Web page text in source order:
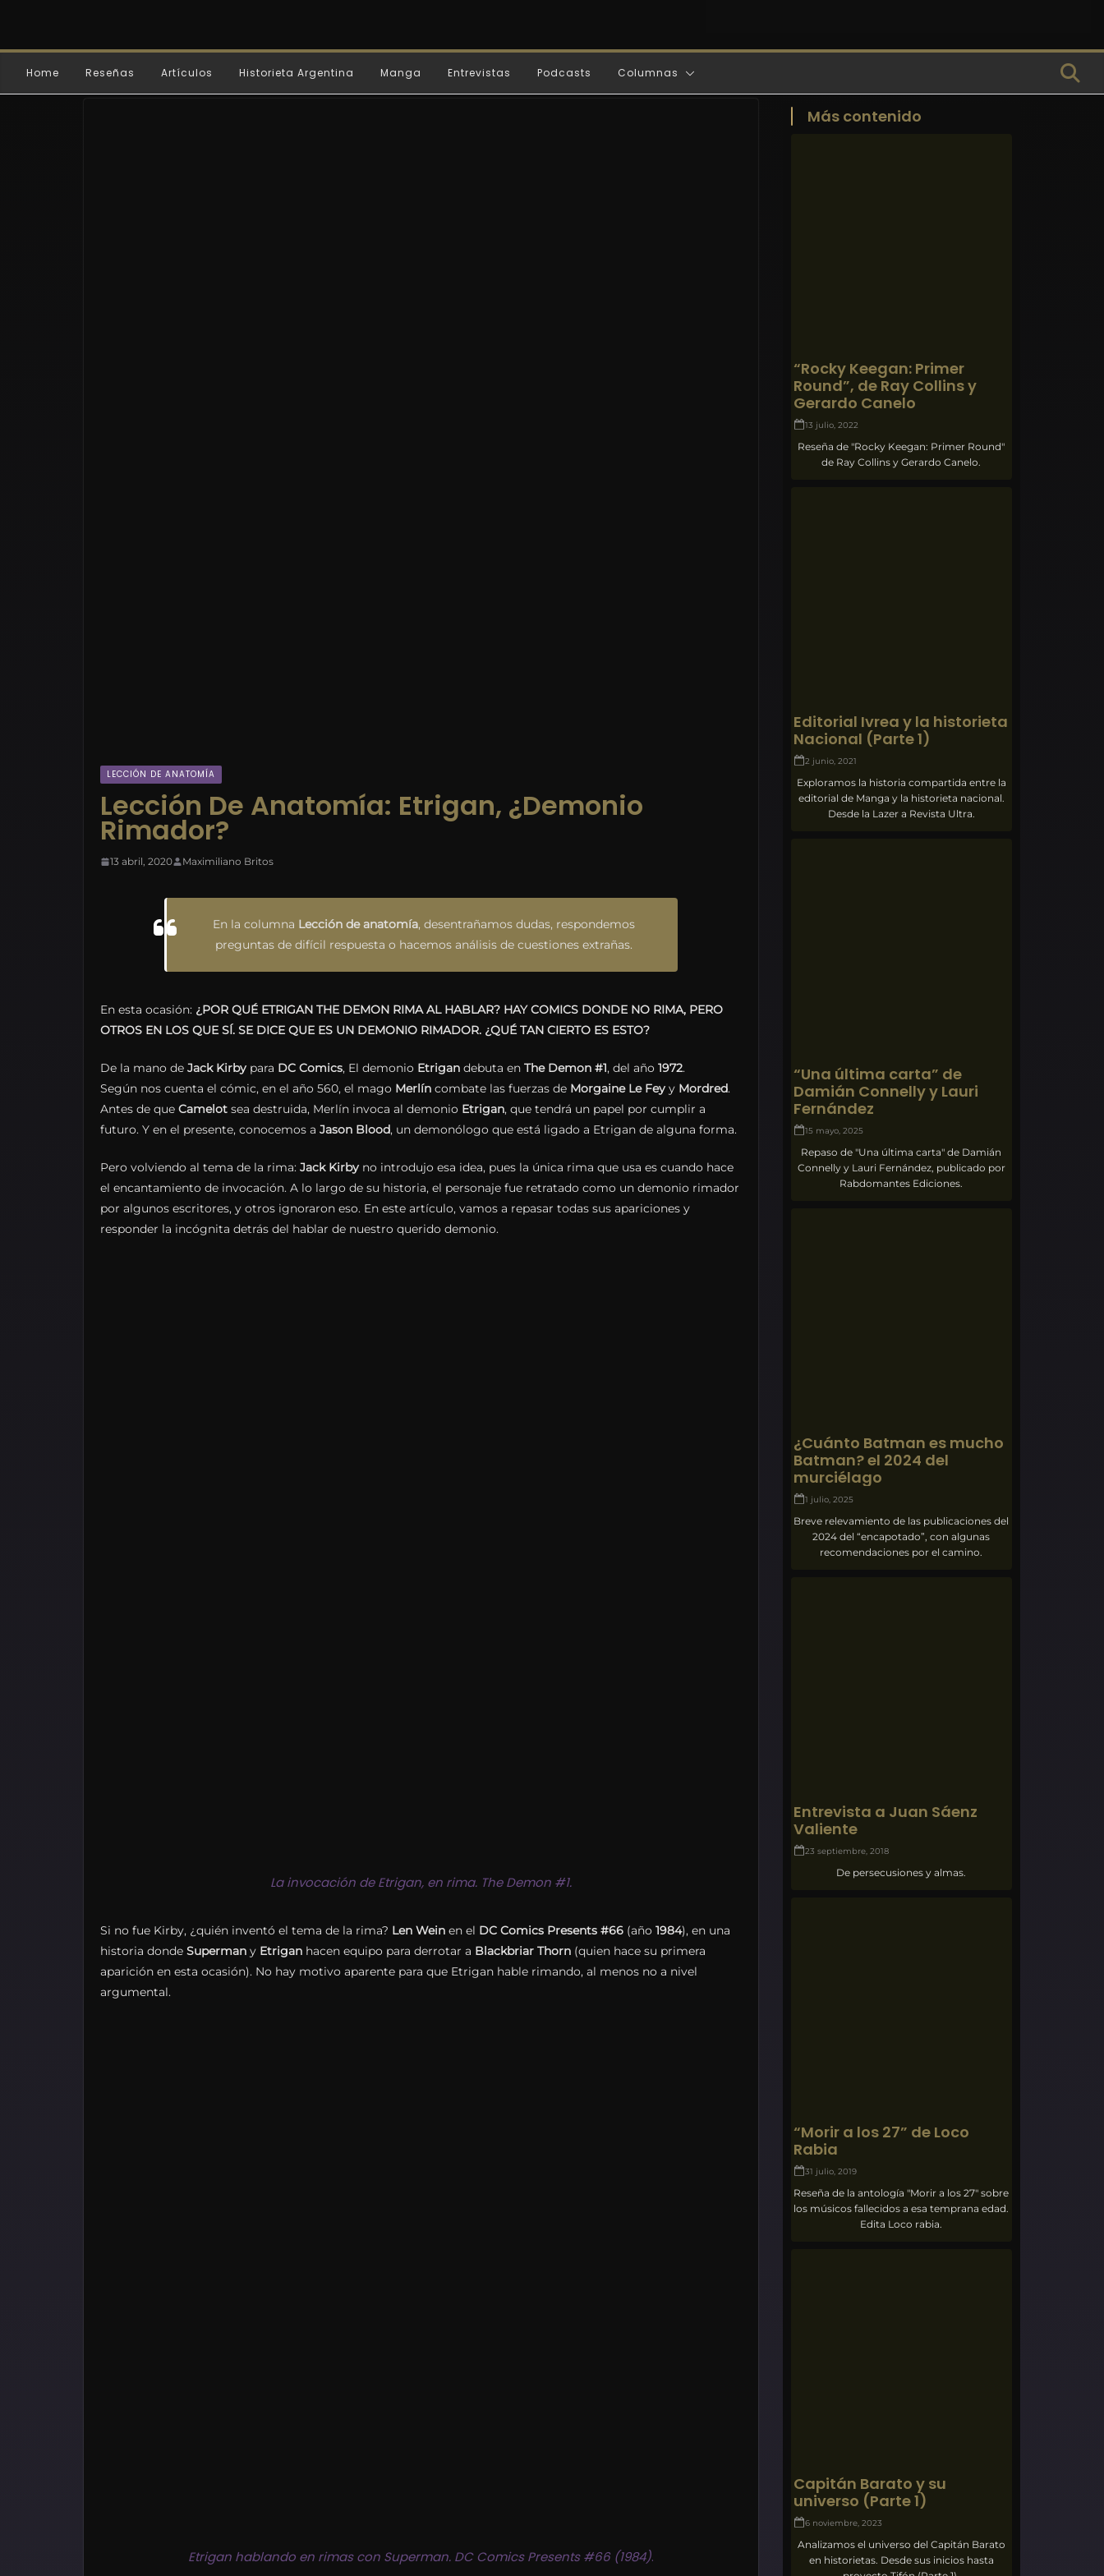
Home Reseñas Artículos Historieta Argentina Manga Entrevistas Podcasts Columnas
LECCIÓN DE ANATOMÍA
Lección De Anatomía: Etrigan, ¿Demonio
Rimador?
13 abril, 2020 Maximiliano Britos
En la columna Lección de anatomía, desentrañamos dudas, respondemos
preguntas de difícil respuesta o hacemos análisis de cuestiones extrañas.
En esta ocasión: ¿POR QUÉ ETRIGAN THE DEMON RIMA AL HABLAR? HAY COMICS DONDE NO RIMA, PERO
OTROS EN LOS QUE SÍ. SE DICE QUE ES UN DEMONIO RIMADOR. ¿QUÉ TAN CIERTO ES ESTO?
De la mano de Jack Kirby para DC Comics, El demonio Etrigan debuta en The Demon #1, del año 1972.
Según nos cuenta el cómic, en el año 560, el mago Merlín combate las fuerzas de Morgaine Le Fey y Mordred.
Antes de que Camelot sea destruida, Merlín invoca al demonio Etrigan, que tendrá un papel por cumplir a
futuro. Y en el presente, conocemos a Jason Blood, un demonólogo que está ligado a Etrigan de alguna forma.
Pero volviendo al tema de la rima: Jack Kirby no introdujo esa idea, pues la única rima que usa es cuando hace
el encantamiento de invocación. A lo largo de su historia, el personaje fue retratado como un demonio rimador
por algunos escritores, y otros ignoraron eso. En este artículo, vamos a repasar todas sus apariciones y
responder la incógnita detrás del hablar de nuestro querido demonio.
La invocación de Etrigan, en rima. The Demon #1.
Si no fue Kirby, ¿quién inventó el tema de la rima? Len Wein en el DC Comics Presents #66 (año 1984), en una
historia donde Superman y Etrigan hacen equipo para derrotar a Blackbriar Thorn (quien hace su primera
aparición en esta ocasión). No hay motivo aparente para que Etrigan hable rimando, al menos no a nivel
argumental.
Etrigan hablando en rimas con Superman. DC Comics Presents #66 (1984).
Más contenido
“Rocky Keegan: Primer
Round”, de Ray Collins y
Gerardo Canelo
13 julio, 2022
Reseña de "Rocky Keegan: Primer Round"
de Ray Collins y Gerardo Canelo.
Editorial Ivrea y la historieta
Nacional (Parte 1)
2 junio, 2021
Exploramos la historia compartida entre la
editorial de Manga y la historieta nacional.
Desde la Lazer a Revista Ultra.
“Una última carta” de
Damián Connelly y Lauri
Fernández
15 mayo, 2025
Repaso de "Una última carta" de Damián
Connelly y Lauri Fernández, publicado por
Rabdomantes Ediciones.
¿Cuánto Batman es mucho
Batman? el 2024 del
murciélago
1 julio, 2025
Breve relevamiento de las publicaciones del
2024 del “encapotado”, con algunas
recomendaciones por el camino.
Entrevista a Juan Sáenz
Valiente
23 septiembre, 2018
De persecusiones y almas.
“Morir a los 27” de Loco
Rabia
31 julio, 2019
Reseña de la antología "Morir a los 27" sobre
los músicos fallecidos a esa temprana edad.
Edita Loco rabia.
Capitán Barato y su
universo (Parte 1)
6 noviembre, 2023
Analizamos el universo del Capitán Barato
en historietas. Desde sus inicios hasta